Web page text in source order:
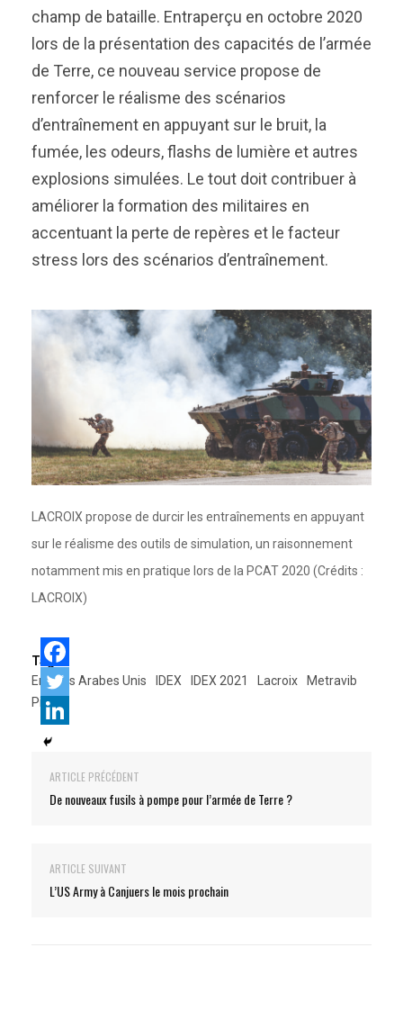
champ de bataille. Entraperçu en octobre 2020
lors de la présentation des capacités de l’armée
de Terre, ce nouveau service propose de
renforcer le réalisme des scénarios
d’entraînement en appuyant sur le bruit, la
fumée, les odeurs, flashs de lumière et autres
explosions simulées. Le tout doit contribuer à
améliorer la formation des militaires en
accentuant la perte de repères et le facteur
stress lors des scénarios d’entraînement.
LACROIX propose de durcir les entraînements en appuyant
sur le réalisme des outils de simulation, un raisonnement
notamment mis en pratique lors de la PCAT 2020 (Crédits :
LACROIX)
Tags:
Emirats Arabes Unis
IDEX IDEX 2021 Lacroix
Metravib
Pilar V
ARTICLE PRÉCÉDENT
De nouveaux fusils à pompe pour l’armée de Terre ?
ARTICLE SUIVANT
L’US Army à Canjuers le mois prochain